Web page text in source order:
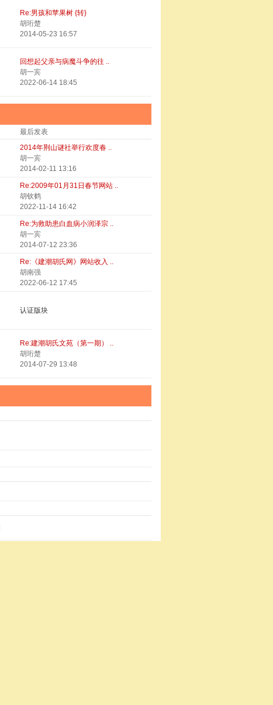
Re:男孩和苹果树 {转}
胡珩楚
2014-05-23 16:57
回想起父亲与病魔斗争的往 ..
胡一宾
2022-06-14 18:45
最后发表
2014年荆山谜社举行欢度春 ..
胡一宾
2014-02-11 13:16
Re:2009年01月31日春节网站 ..
胡钦鹤
2022-11-14 16:42
Re:为救助患白血病小润泽宗 ..
胡一宾
2014-07-12 23:36
Re:《建潮胡氏网》网站收入 ..
胡南强
2022-06-12 17:45
认证版块
Re:建潮胡氏文苑（第一期） ..
胡珩楚
2014-07-29 13:48